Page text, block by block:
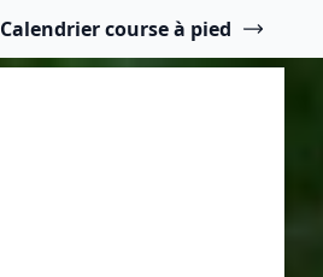
Calendrier course à pied